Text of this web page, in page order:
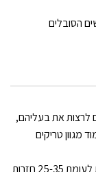
הסובלים
לרצות את בעליהם,
מגוון טריקים